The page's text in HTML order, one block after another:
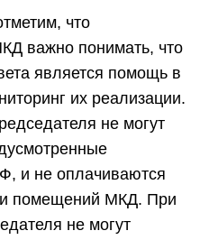
что
важно понимать, что
является помощь в
их реализации.
не могут
и не оплачиваются
помещений МКД. При
не могут